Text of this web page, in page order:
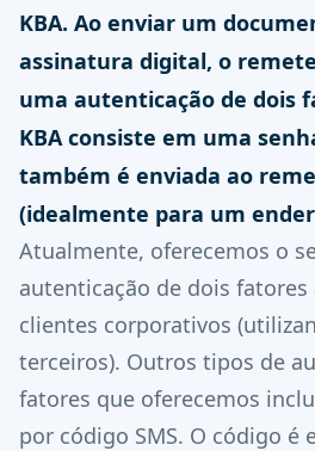
KBA. Ao enviar um
assinatura digital, o
uma autenticação de dois
KBA consiste em uma
também é enviada ao
(idealmente para um
Atualmente, oferecemos o
autenticação de dois fatores
clientes corporativos
terceiros). Outros tipos de
fatores que oferecemos
por código SMS. O código é